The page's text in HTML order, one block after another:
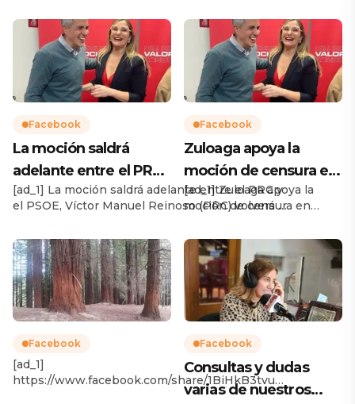
Facebook
La moción saldrá
adelante entre el PRC
y el PSOE, Víctor
Manuel Reinoso (PRC)
vo…
[ad_1] La moción saldrá adelante entre el PRC y
el PSOE, Víctor Manuel Reinoso (PRC) volverá a
https://www.facebook.com/share/19unVofewp/?
mibextid=wwXIfr [ad_2] Source
Facebook
Zuloaga apoya la
moción de censura en
Cabezon de la Sal
contra Oscar López
Soto
[ad_1] Zuloaga apoya la
moción de censura en
Oscar López Soto [ad_2]
Source
Facebook
[ad_1]
https://www.facebook.com/share/1BiHkB3tvu/?
mibextid=wwXIfr [ad_2] Source
Facebook
Consultas y dudas
varias de nuestros